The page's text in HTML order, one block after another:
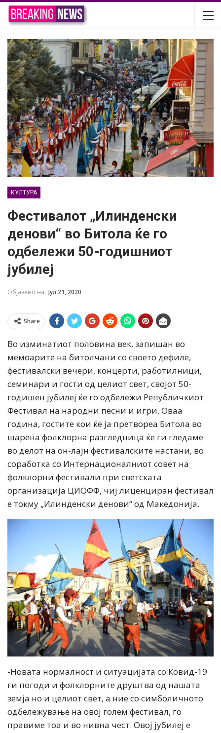
КУЛТУРА
Фестивалот „Илинденски
денови“ во Битола ќе го
одбележи 50-годишниот
јубилеј
Објавено на: Јул 21, 2020
Share
Во изминатиот половина век, запишан во
мемоарите на битолчани со своето дефиле,
фестивалски вечери, концерти, работилници,
семинари и гости од целиот свет, својот 50-
годишен јубилеј ќе го одбележи Републичкиот
Фестивал на народни песни и игри. Оваа
година, гостите кои ќе ја претвореа Битола во
шарена фолклорна разгледница ќе ги гледаме
во делот на он-лajн фестивалските настани, во
соработка со Интернационалниот совет на
фолклорни фестивали при светската
организација ЦИОФФ, чиј лиценциран фестивал
е токму „Илинденски денови“ од Македонија.
-Новата нормалност и ситуацијата со Ковид-19
ги погоди и фолклорните друштва од нашата
земја но и целиот свет, а ние со симболичното
одбележување на овој голем фестивал, го
правиме тоа и во нивна чест. Овој јубилеј е